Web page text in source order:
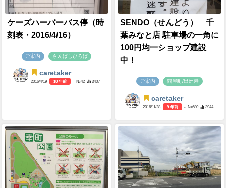
ケーズハーバーバス停（時
刻表・2016/4/16）
ご案内 さんばしひろば
caretaker
2016/4/19 10 年前 - №42 3407
SENDO（せんどう） 千
葉みなと店 駐車場の一角に
100円均一ショップ建設
中！
ご案内 問屋町/出洲港
caretaker
2016/11/28 9 年前 - №680 3944